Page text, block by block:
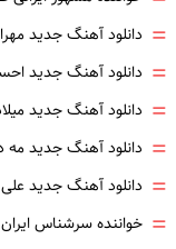
= دانلود آهنگ جدید
= دانلود آهنگ جدید
= دانلود آهنگ جدید
= دانلود آهنگ جدید
= دانلود آهنگ جدید
= خواننده سرشناس